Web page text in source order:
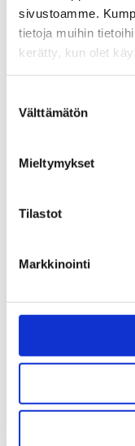
sivustoamme.
tietoja muihin
kerätty, kun olet
valinta
Välttämätön
Mieltymykset
Tilastot
Markkinointi
toiminta vuosina 2020-